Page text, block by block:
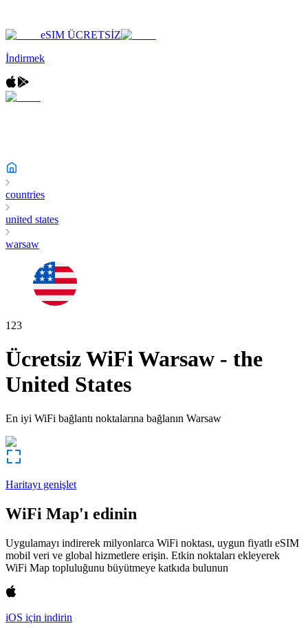
eSIM ÜCRETSİZ
İndirmek
countries
united states
warsaw
123
Ücretsiz WiFiWarsaw - the
United States
En iyi WiFi bağlantı noktalarına bağlanın Warsaw
Haritayı genişlet
WiFi Map'ı edinin
Uygulamayı indirerek milyonlarca WiFi noktası, uygun fiyatlı eSIM
mobil veri ve global hizmetlere erişin. Etkin noktaları ekleyerek
WiFi Map topluluğunu büyütmeye katkıda bulunun
iOS için indirin